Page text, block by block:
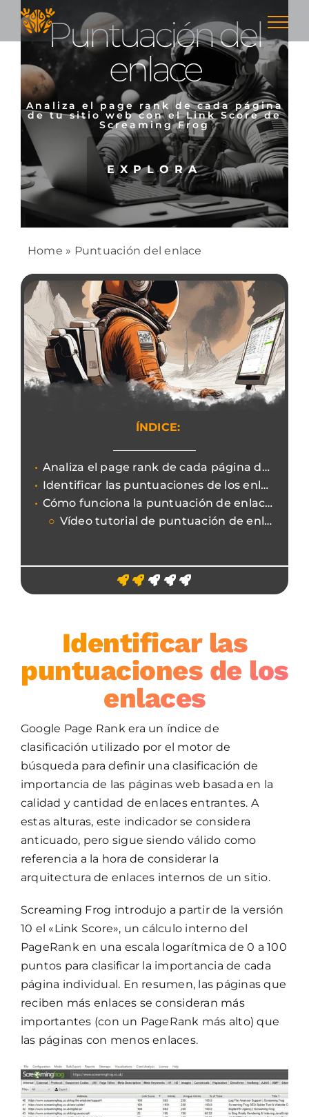
Skip
content
Puntuación del
enlace
Analiza el page rank de cada página
de tu sitio web con el Link Score de
Screaming Frog
EXPLORA
Home » Puntuación del enlace
ÍNDICE:
Analiza el page rank de cada página de tu sitio web con el Link Score de Screaming Frog
Identificar las puntuaciones de los enlaces
Cómo funciona la puntuación de enlaces
Vídeo tutorial de puntuación de enlaces
Identificar las
puntuaciones de los
enlaces
Google Page Rank era un índice de
clasificación utilizado por el motor de
búsqueda para definir una clasificación de
importancia de las páginas web basada en la
calidad y cantidad de enlaces entrantes. A
estas alturas, este indicador se considera
anticuado, pero sigue siendo válido como
referencia a la hora de considerar la
arquitectura de enlaces internos de un sitio.
Screaming Frog introdujo a partir de la versión
10 el «Link Score», un cálculo interno del
PageRank en una escala logarítmica de 0 a 100
puntos para clasificar la importancia de cada
página individual. En resumen, las páginas que
reciben más enlaces se consideran más
importantes (con un PageRank más alto) que
las páginas con menos enlaces.